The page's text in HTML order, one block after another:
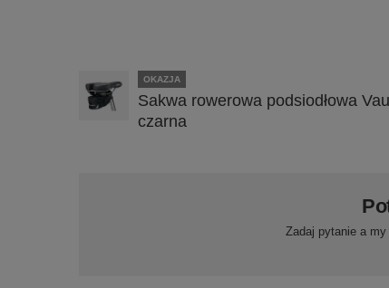
OKAZJA
Sakwa rowerowa podsiodłowa
czarna
Zadaj pytanie a